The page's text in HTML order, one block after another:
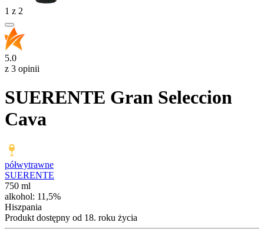
1 z 2
5.0
z 3 opinii
SUERENTE Gran Seleccion
Cava
półwytrawne
SUERENTE
750 ml
alkohol: 11,5%
Hiszpania
Produkt dostępny od 18. roku życia